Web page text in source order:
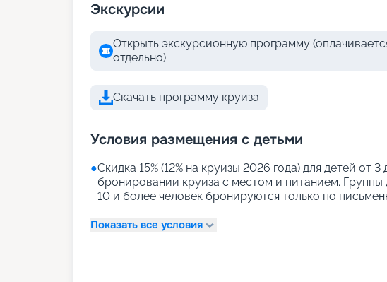
Экскурсии
Открыть экскурсионную программу
отдельно)
Скачать программу круиза
Условия размещения с детьми
●Скидка 15% (12% на круизы 2026 года) для детей от
бронировании круиза с местом и питанием. Группы
10 и более человек бронируются только по
Показать все условия